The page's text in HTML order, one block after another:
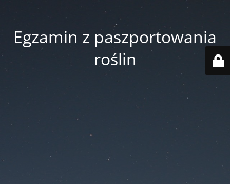
Egzamin z paszportowania
roślin